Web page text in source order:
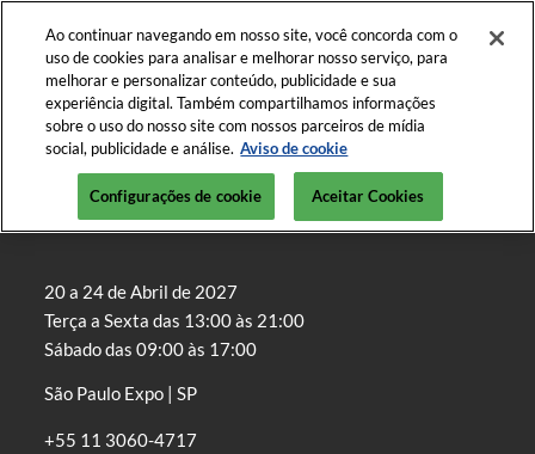
para
conteúdo
20 a 24 - Abril | 2027
São Paulo Expo
Seja um Expositor
20 a 24 de Abril de 2027
Terça a Sexta das 13:00 às 21:00
Sábado das 09:00 às 17:00
São Paulo Expo | SP
+55 11 3060-4717
Ao continuar navegando em nosso site, você concorda com o
uso de cookies para analisar e melhorar nosso serviço, para
melhorar e personalizar conteúdo, publicidade e sua
experiência digital. Também compartilhamos informações
sobre o uso do nosso site com nossos parceiros de mídia
social, publicidade e análise. Aviso de cookie
Configurações de cookie Aceitar Cookies